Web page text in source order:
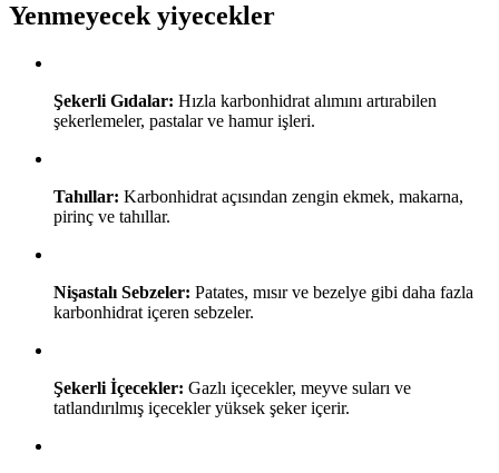
Yenmeyecek yiyecekler
Şekerli Gıdalar: Hızla karbonhidrat alımını artırabilen
şekerlemeler, pastalar ve hamur işleri.
Tahıllar: Karbonhidrat açısından zengin ekmek, makarna,
pirinç ve tahıllar.
Nişastalı Sebzeler: Patates, mısır ve bezelye gibi daha fazla
karbonhidrat içeren sebzeler.
Şekerli İçecekler: Gazlı içecekler, meyve suları ve
tatlandırılmış içecekler yüksek şeker içerir.